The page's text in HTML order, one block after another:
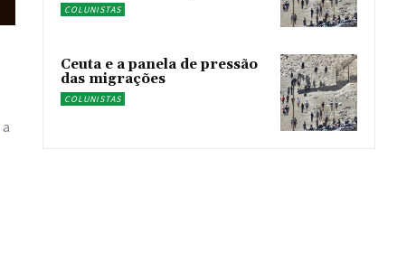
a
COLUNISTAS
Ceuta e a panela de pressão
das migrações
COLUNISTAS